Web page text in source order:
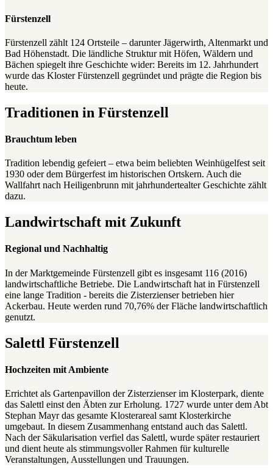
Fürstenzell
Fürstenzell zählt 124 Ortsteile – darunter Jägerwirth, Altenmarkt und
Bad Höhenstadt. Die ländliche Struktur mit Höfen, Wäldern und
Bächen spiegelt ihre Geschichte wider: Bereits im 12. Jahrhundert
wurde das Kloster Fürstenzell gegründet und prägte die Region bis
heute.
Traditionen in Fürstenzell
Brauchtum leben
Tradition lebendig gefeiert – etwa beim beliebten Weinhügelfest seit
1930 oder dem Bürgerfest im historischen Ortskern. Auch die
Wallfahrt nach Heiligenbrunn mit jahrhundertealter Geschichte zählt
dazu.
Landwirtschaft mit Zukunft
Regional und Nachhaltig
In der Marktgemeinde Fürstenzell gibt es insgesamt 116 (2016)
landwirtschaftliche Betriebe. Die Landwirtschaft hat in Fürstenzell
eine lange Tradition - bereits die Zisterzienser betrieben hier
Ackerbau. Heute werden rund 70,76% der Fläche landwirtschaftlich
genutzt.
Salettl Fürstenzell
Hochzeiten mit Ambiente
Errichtet als Gartenpavillon der Zisterzienser im Klosterpark, diente
das Salettl einst den Äbten zur Erholung. 1727 wurde unter dem Abt
Stephan Mayr das gesamte Klosterareal samt Klosterkirche
umgebaut. In diesem Zusammenhang entstand auch das Salettl.
Nach der Säkularisation verfiel das Salettl, wurde später restauriert
und dient heute als stimmungsvoller Rahmen für kulturelle
Veranstaltungen, Ausstellungen und Trauungen.